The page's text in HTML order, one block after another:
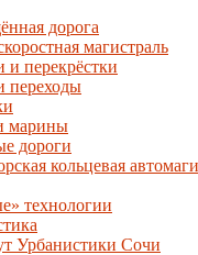
дорога
магистраль
и перекрёстки
переходы
марины
дороги
кольцевая
технологии
Урбанистики Сочи